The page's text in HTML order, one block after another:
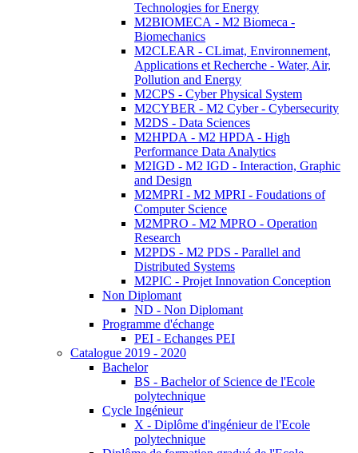
Technologies for Energy
M2BIOMECA - M2 Biomeca -
Biomechanics
M2CLEAR - CLimat, Environnement,
Applications et Recherche - Water, Air,
Pollution and Energy
M2CPS - Cyber Physical System
M2CYBER - M2 Cyber - Cybersecurity
M2DS - Data Sciences
M2HPDA - M2 HPDA - High
Performance Data Analytics
M2IGD - M2 IGD - Interaction, Graphic
and Design
M2MPRI - M2 MPRI - Foudations of
Computer Science
M2MPRO - M2 MPRO - Operation
Research
M2PDS - M2 PDS - Parallel and
Distributed Systems
M2PIC - Projet Innovation Conception
Non Diplomant
ND - Non Diplomant
Programme d'échange
PEI - Echanges PEI
Catalogue 2019 - 2020
Bachelor
BS - Bachelor of Science de l'Ecole
polytechnique
Cycle Ingénieur
X - Diplôme d'ingénieur de l'Ecole
polytechnique